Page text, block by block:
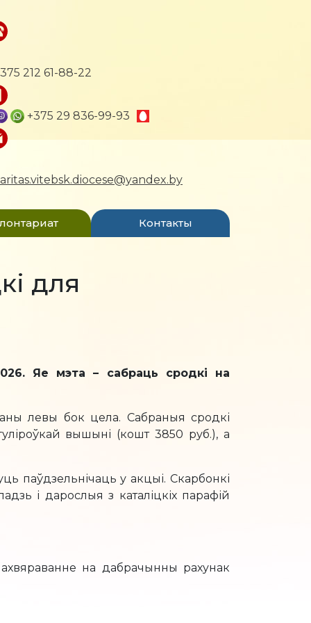
212 61-88-22
+375 29 836-99-93
Контакты
для
Яе мэта – сабраць сродкі на
левы бок цела. Сабраныя сродкі
вышыні (кошт 3850 руб.), а
паўдзельнічаць у акцыі. Скарбонкі
і дарослыя з каталіцкіх парафій
на дабрачынны рахунак